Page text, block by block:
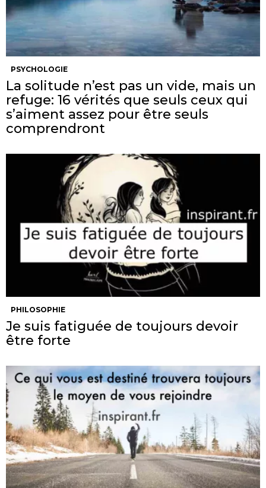
PSYCHOLOGIE
La solitude n’est pas un vide, mais un
refuge: 16 vérités que seuls ceux qui
s’aiment assez pour être seuls
comprendront
PHILOSOPHIE
Je suis fatiguée de toujours devoir
être forte